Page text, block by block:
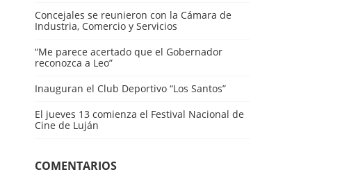
Concejales se reunieron con la Cámara de
Industria, Comercio y Servicios
“Me parece acertado que el Gobernador
reconozca a Leo”
Inauguran el Club Deportivo “Los Santos”
El jueves 13 comienza el Festival Nacional de
Cine de Luján
COMENTARIOS